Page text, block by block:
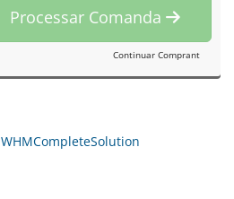
Processar Comanda
Continuar Comprant
WHMCompleteSolution